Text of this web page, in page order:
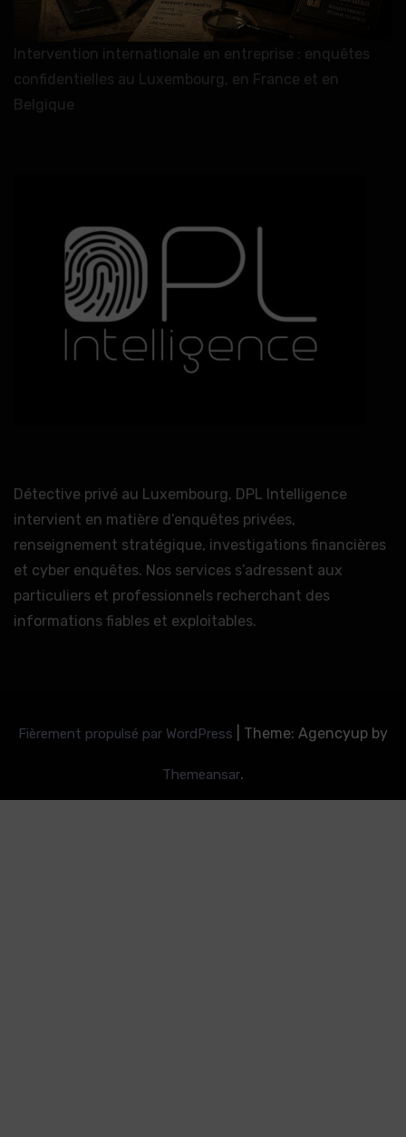
Intervention internationale en entreprise : enquêtes
confidentielles au Luxembourg, en France et en
Belgique
Détective privé au Luxembourg, DPL Intelligence
intervient en matière d’enquêtes privées,
renseignement stratégique, investigations financières
et cyber enquêtes. Nos services s’adressent aux
particuliers et professionnels recherchant des
informations fiables et exploitables.
Fièrement propulsé par WordPress Theme: Agencyup by
Themeansar.